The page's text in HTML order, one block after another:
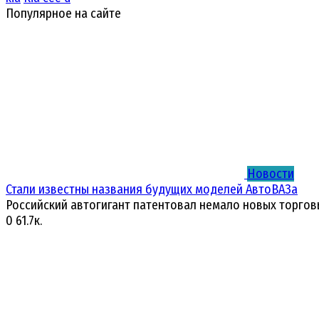
Популярное на сайте
Новости
Стали известны названия будущих моделей АвтоВАЗа
Российский автогигант патентовал немало новых
0 61.7к.